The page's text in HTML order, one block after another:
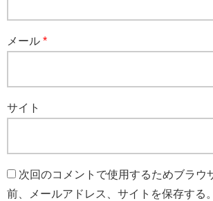
メール *
サイト
次回のコメントで使用するためブラウ
前、メールアドレス、サイトを保存する。